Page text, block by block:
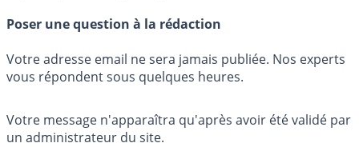
Poser une question à la rédaction
Votre adresse email ne sera jamais publiée. Nos experts
vous répondent sous quelques heures.
Votre message n'apparaîtra qu'après avoir été validé par
un administrateur du site.